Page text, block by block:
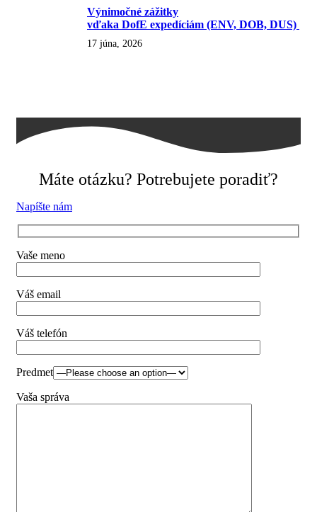
Výnimočné zážitky
vďaka DofE expedíciám (ENV, DOB, DUS)
17 júna, 2026
Máte otázku? Potrebujete poradiť?
Napíšte nám
Vaše meno
Váš email
Váš telefón
Predmet
Vaša správa